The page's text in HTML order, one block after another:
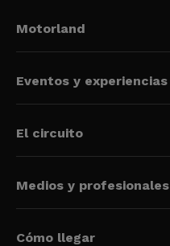
Motorland
Eventos y experiencias
El circuito
Medios y profesionales
Cómo llegar